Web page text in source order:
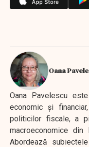
Oana
Oana Pavelescu
economic și
politicilor fiscale, a
macroeconomice din
Abordează